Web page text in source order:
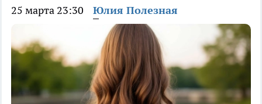
25 марта 23:30 Юлия Полезная